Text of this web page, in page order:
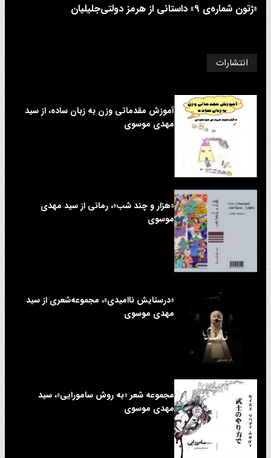
«ژتون شماره‌ی ۹» داستانی از هرمز دولتی‌جلیلیان
انتشارات
آموزش مقدماتی وزن به زبان ساده، از سید
مهدی موسوی
«هزار و چند شب»، رمانی از سید مهدی
موسوی
«درستایش ناامیدی»، مجموعه‌شعری از سید
مهدی موسوی
مجموعه شعر «به روش سامورایی»، سید
مهدی موسوی